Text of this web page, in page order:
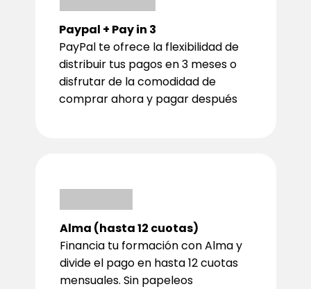
Paypal + Pay in 3
PayPal te ofrece la flexibilidad de
distribuir tus pagos en 3 meses o
disfrutar de la comodidad de
comprar ahora y pagar después
Alma (hasta 12 cuotas)
Financia tu formación con Alma y
divide el pago en hasta 12 cuotas
mensuales. Sin papeleos